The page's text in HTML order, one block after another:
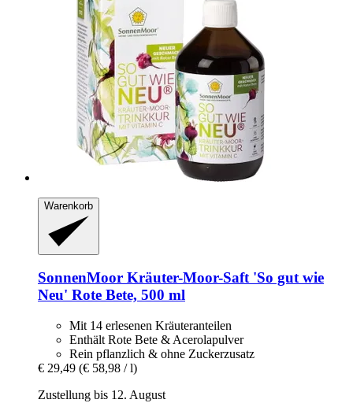
Warenkorb
SonnenMoor Kräuter-​Moor-​Saft 'So gut wie
Neu' Rote Bete, 500 ml
Mit 14 erlesenen Kräuteranteilen
Enthält Rote Bete & Acerolapulver
Rein pflanzlich & ohne Zuckerzusatz
€ 29,49 (€ 58,98 / l)
Zustellung bis 12. August